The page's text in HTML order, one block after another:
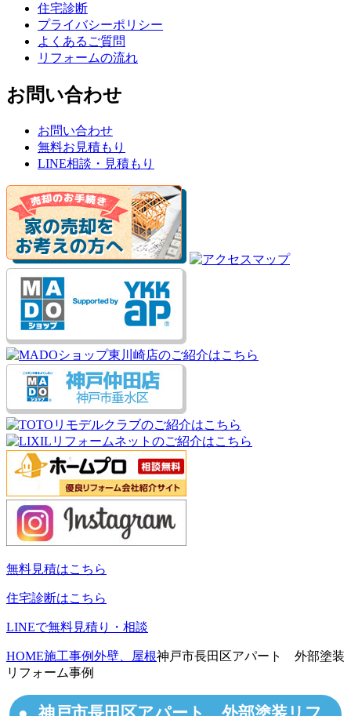
住宅診断
プライバシーポリシー
よくあるご質問
リフォームの流れ
お問い合わせ
お問い合わせ
無料お見積もり
LINE相談・見積もり
無料見積はこちら
住宅診断はこちら
LINEで無料見積り・相談
HOME施工事例外壁、屋根神戸市長田区アパート 外部塗装
リフォーム事例